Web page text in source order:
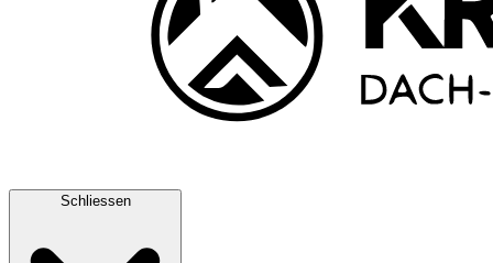
Schliessen